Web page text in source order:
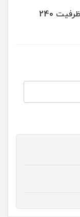
حافظه SSD ای دیتا مدل 2280 SU650 ظرفیت 240